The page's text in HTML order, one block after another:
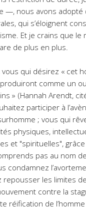
—, nous avons adopté
qui s’éloignent
Et je crains que le
de plus en plus.
vous qui désirez « cet
comme un
» (Hannah Arendt,
participer à
; vous qui
physiques,
et "spirituelles",
pas au nom
condamnez
repousser les limites
contre la
réification de